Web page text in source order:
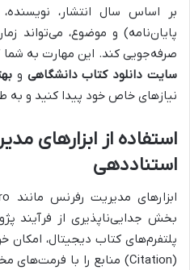
بر اساس سال انتشار،
پایان‌نامه) و موضوع، می‌تواند
صرفه‌جویی کند. این مهارت به
سایت دانلود کتاب دانشگاهی و
نیازهای خاص خود پیدا کنید و
استفاده از ابزارهای
استناددهی
بخش جدایی‌ناپذیری از فرآیند
پلتفرم‌های کتاب دیجیتال، امکان